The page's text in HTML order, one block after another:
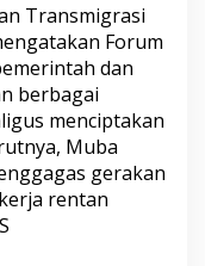
Transmigrasi
Forum
dan
berbagai
menciptakan
Muba
gerakan
rentan